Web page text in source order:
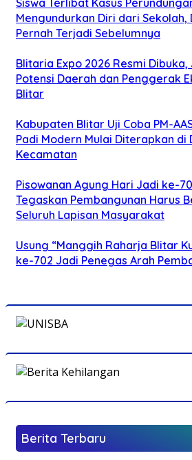
Mengundurkan Diri dari Sekolah,
Pernah Terjadi Sebelumnya
Blitaria Expo 2026 Resmi
Potensi Daerah dan Penggerak
Blitar
Kabupaten Blitar Uji Coba PM-
Padi Modern Mulai Diterapkan di
Kecamatan
Pisowanan Agung Hari Jadi ke-
Tegaskan Pembangunan Harus
Seluruh Lapisan Masyarakat
Usung “Manggih Raharja Blitar
ke-702 Jadi Penegas Arah
Berita Terbaru